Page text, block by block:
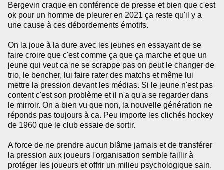
Bergevin craque en conférence de presse et bien que c'est
ok pour un homme de pleurer en 2021 ça reste qu'il y a
une cause à ces débordements émotifs.
On la joue à la dure avec les jeunes en essayant de se
faire croire que c'est comme ça que ça marche et que un
jeune qui veut ca ne se scrappe pas on peut le changer de
trio, le bencher, lui faire rater des matchs et même lui
mettre la pression devant les médias. Si le jeune n'est pas
content c'est son problème et il n'a qu'a se regarder dans
le mirroir. On a bien vu que non, la nouvelle génération ne
réponds pas toujours à ca. Peu importe les clichés hockey
de 1960 que le club essaie de sortir.
A force de ne prendre aucun blâme jamais et de transférer
la pression aux joueurs l'organisation semble faillir à
protéger les joueurs et offrir un milieu psychologique sain.